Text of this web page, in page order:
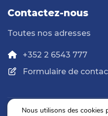
Contactez-nous
Toutes nos adresses
+352 2 6543 777
Formulaire de
Nous utilisons des cookies